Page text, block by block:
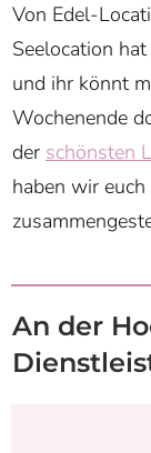
Von Edel-
Seelocation
und ihr könnt
Wochenende
der schönsten
haben wir
An der